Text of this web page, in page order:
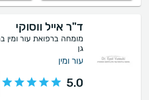
ד"ר אייל ווסוקי
מומחה ברפואת עור ומין
גן
עור ומין
5.0